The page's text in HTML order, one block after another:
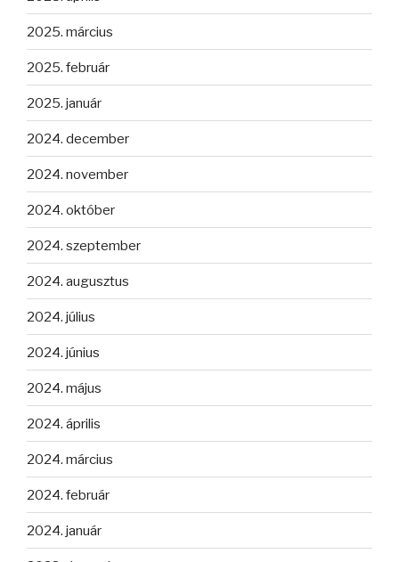
2025. március
2025. február
2025. január
2024. december
2024. november
2024. október
2024. szeptember
2024. augusztus
2024. július
2024. június
2024. május
2024. április
2024. március
2024. február
2024. január